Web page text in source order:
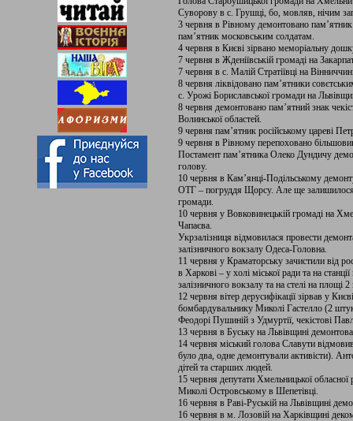
Суворову в с. Грушці, бо, мовляв, нічим
3 червня в Рівному демонтовано пам’ятник
пам’ятник московським солдатам.
4 червня в Києві зірвано меморіальну
7 червня в Жденіївській громаді на
7 червня в с. Малій Стратіївці на
8 червня ліквідовано пам’ятники
с. Урожі Бориславської громади на
8 червня демонтовано пам’ятний знак
Волинської областей.
9 червня пам’ятник російському цареві
9 червня в Рівному перепоховано
Постамент пам’ятника Олеко Дундичу
голову.
10 червня в Кам’янці-Подільському
ОТГ – погруддя Щорсу. Але ще
громади.
10 червня у Вовковинецькій громаді на
Чапаєва.
Укрзалізниця відмовилася провести
залізничного вокзалу Одеса-Головна.
11 червня у Краматорську зачистили від
в Харкові – у холі міської ради та на
залізничного вокзалу та на стелі на площі 2
12 червня вітер дерусифікації зірвав у
бомбардувальнику Миколі Гастелло (2
Феодорі Пушиній з Удмуртії, чекістові
13 червня в Буську на Львівщині
14 червня міський голова Славути
було два, одне демонтували активісти).
дітей та старших людей.
15 червня депутати Хмельницької
Миколі Островському в Шепетівці.
16 червня в Раві-Руській на Львівщині
16 червня в м. Лозовій на Харківщині